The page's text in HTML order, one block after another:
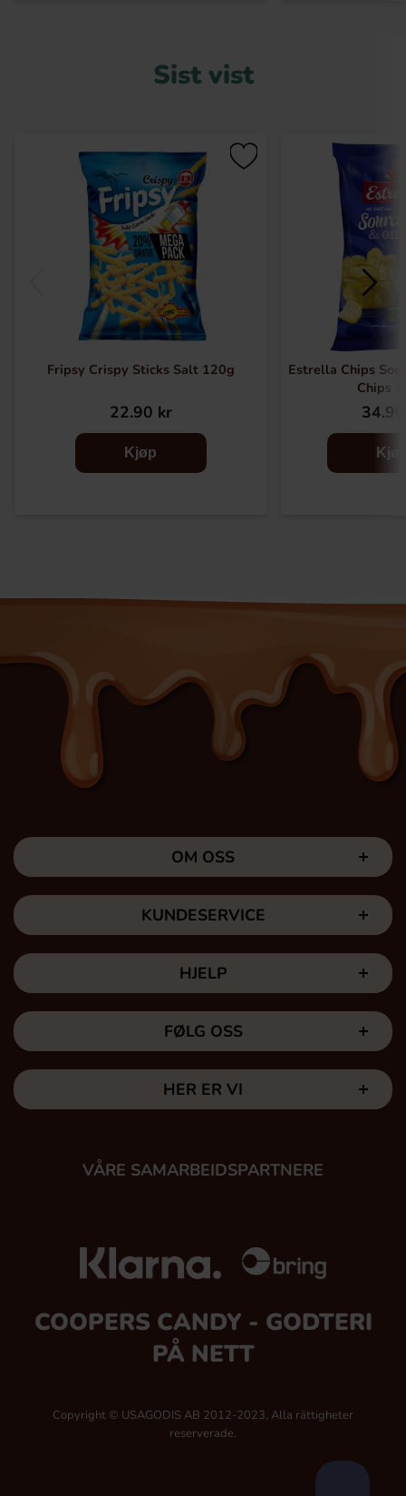
Sist vist
Fripsy Crispy Sticks Salt 120g
22.90 kr
Kjøp
Estrella Chips
Chips
OM OSS
KUNDESERVICE
HJELP
FØLG OSS
HER ER VI
VÅRE SAMARBEIDSPARTNERE
COOPERS CANDY - GODTERI
PÅ NETT
Copyright © USAGODIS AB 2012-2023, Alla rättigheter
reserverade.